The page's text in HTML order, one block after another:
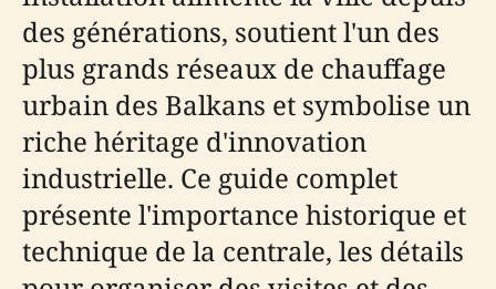
des générations, soutient l'un des
plus grands réseaux de chauffage
urbain des Balkans et symbolise un
riche héritage d'innovation
industrielle. Ce guide complet
présente l'importance historique et
technique de la centrale, les détails